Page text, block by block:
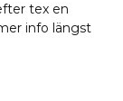
tex en
info längst